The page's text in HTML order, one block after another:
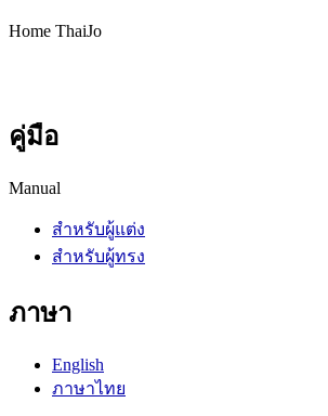
Home ThaiJo
คู่มือ
Manual
สำหรับผู้แต่ง
สำหรับผู้ทรง
ภาษา
English
ภาษาไทย